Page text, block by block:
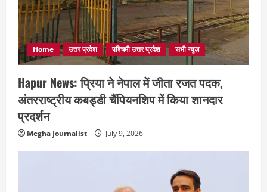
Home उत्तर प्रदेश पश्चिमी उत्तर प्रदेश सभी न्यूज़
Hapur News: प्रिया ने नेपाल में जीता रजत पदक,
अंतरराष्ट्रीय कबड्डी चैंपियनशिप में किया शानदार
प्रदर्शन
Megha Journalist July 9, 2026